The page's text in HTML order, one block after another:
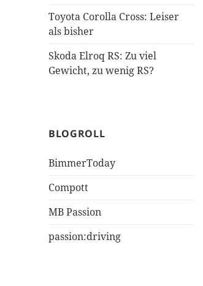
Toyota Corolla Cross: Leiser
als bisher
Skoda Elroq RS: Zu viel
Gewicht, zu wenig RS?
BLOGROLL
BimmerToday
Compott
MB Passion
passion:driving